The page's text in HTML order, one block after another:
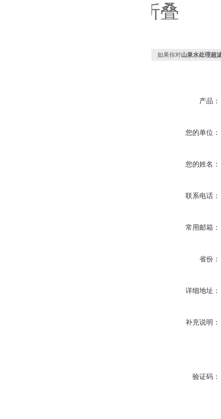
折叠
如果你对山泉水处理超
产品：
您的单位：
您的姓名：
联系电话：
常用邮箱：
省份：
详细地址：
补充说明：
验证码：